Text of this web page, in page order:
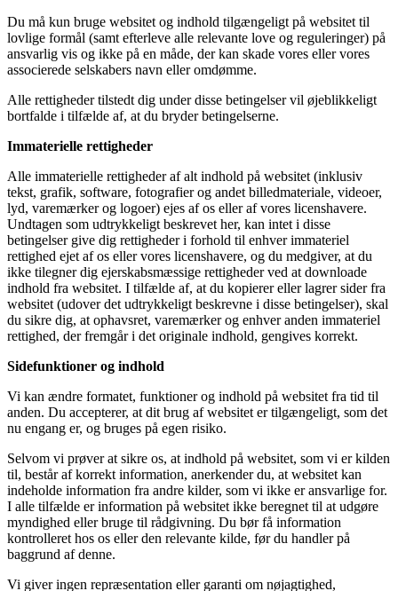
Du må kun bruge websitet og indhold tilgængeligt på websitet til
lovlige formål (samt efterleve alle relevante love og reguleringer) på
ansvarlig vis og ikke på en måde, der kan skade vores eller vores
associerede selskabers navn eller omdømme.
Alle rettigheder tilstedt dig under disse betingelser vil øjeblikkeligt
bortfalde i tilfælde af, at du bryder betingelserne.
Immaterielle rettigheder
Alle immaterielle rettigheder af alt indhold på websitet (inklusiv
tekst, grafik, software, fotografier og andet billedmateriale, videoer,
lyd, varemærker og logoer) ejes af os eller af vores licenshavere.
Undtagen som udtrykkeligt beskrevet her, kan intet i disse
betingelser give dig rettigheder i forhold til enhver immateriel
rettighed ejet af os eller vores licenshavere, og du medgiver, at du
ikke tilegner dig ejerskabsmæssige rettigheder ved at downloade
indhold fra websitet. I tilfælde af, at du kopierer eller lagrer sider fra
websitet (udover det udtrykkeligt beskrevne i disse betingelser), skal
du sikre dig, at ophavsret, varemærker og enhver anden immateriel
rettighed, der fremgår i det originale indhold, gengives korrekt.
Sidefunktioner og indhold
Vi kan ændre formatet, funktioner og indhold på websitet fra tid til
anden. Du accepterer, at dit brug af websitet er tilgængeligt, som det
nu engang er, og bruges på egen risiko.
Selvom vi prøver at sikre os, at indhold på websitet, som vi er kilden
til, består af korrekt information, anerkender du, at websitet kan
indeholde information fra andre kilder, som vi ikke er ansvarlige for.
I alle tilfælde er information på websitet ikke beregnet til at udgøre
myndighed eller bruge til rådgivning. Du bør få information
kontrolleret hos os eller den relevante kilde, før du handler på
baggrund af denne.
Vi giver ingen repræsentation eller garanti om nøjagtighed,